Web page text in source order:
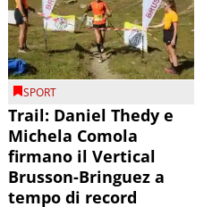
SPORT
Trail: Daniel Thedy e
Michela Comola
firmano il Vertical
Brusson-Bringuez a
tempo di record